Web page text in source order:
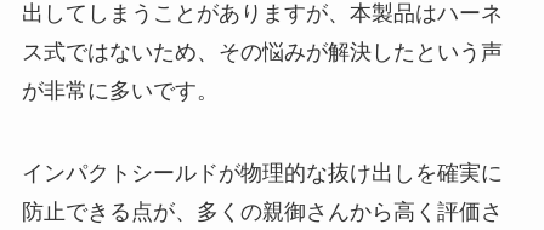
出してしまうことがありますが、本製品はハーネ
ス式ではないため、その悩みが解決したという声
が非常に多いです。
インパクトシールドが物理的な抜け出しを確実に
防止できる点が、多くの親御さんから高く評価さ